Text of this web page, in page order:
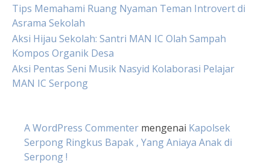
Tips Memahami Ruang Nyaman Teman Introvert di
Asrama Sekolah
Aksi Hijau Sekolah: Santri MAN IC Olah Sampah
Kompos Organik Desa
Aksi Pentas Seni Musik Nasyid Kolaborasi Pelajar
MAN IC Serpong
A WordPress Commenter mengenai Kapolsek
Serpong Ringkus Bapak , Yang Aniaya Anak di
Serpong !